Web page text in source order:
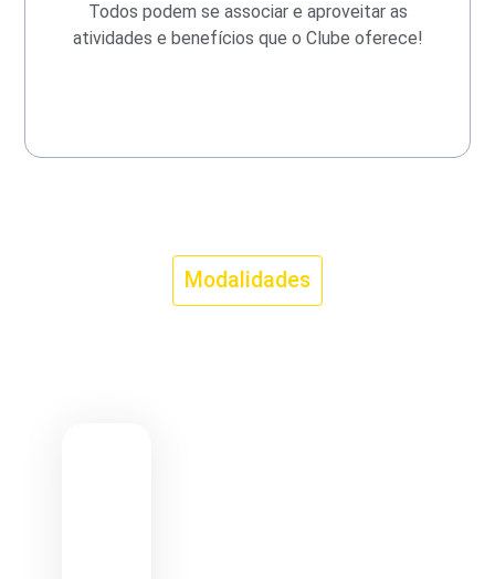
Todos podem se associar e aproveitar as
atividades e benefícios que o Clube oferece!
Modalidades